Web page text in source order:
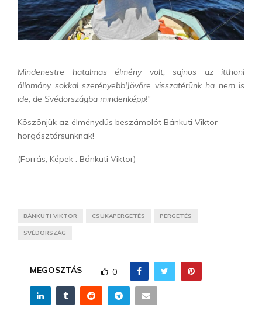
Mindenestre hatalmas élmény volt, sajnos az itthoni
állomány sokkal szerényebb!Jövőre visszatérünk ha nem is
ide, de Svédországba mindenképp!”
Köszönjük az élménydús beszámolót Bánkuti Viktor
horgásztársunknak!
(Forrás, Képek : Bánkuti Viktor)
BÁNKUTI VIKTOR CSUKAPERGETÉS PERGETÉS
SVÉDORSZÁG
MEGOSZTÁS 0